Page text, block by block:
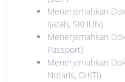
Menerjemahkan
Ijazah, SKHUN)
Menerjemahkan
Passport)
Menerjemahkan
Notaris, DIKTI)